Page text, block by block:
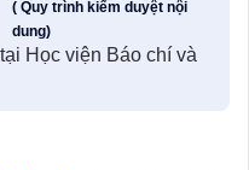
( Quy trình kiểm duyệt nội
dung)
Học viện Báo chí và